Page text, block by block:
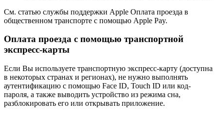
См. статью службы поддержки Apple Оплата проезда в
общественном транспорте с помощью Apple Pay.
Оплата проезда с помощью транспортной
экспресс-карты
Если Вы используете транспортную экспресс-карту (доступна
в некоторых странах и регионах), не нужно выполнять
аутентификацию с помощью Face ID, Touch ID или код-
пароля, а также выводить устройство из режима сна,
разблокировать его или открывать приложение.